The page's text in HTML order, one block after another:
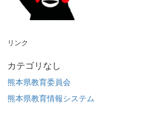
リンク
カテゴリなし
熊本県教育委員会
熊本県教育情報システム